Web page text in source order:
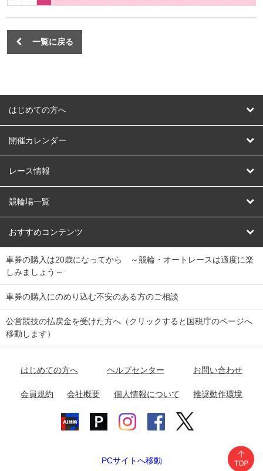
一覧に戻る
はじめての方へ
はじめての方へ
開催カレンダー
競輪
オートレース
競輪くじ
Dokanto!
チャリロトプラザ
レース情報
レース予想
レース結果
キャリーオーバー一覧
競輪場一覧
北日本 函館競輪場
関
東
弥彦競輪場 前橋競輪場 取手競輪場 宇都宮競輪場
関
東
小田原競輪場
名古屋競輪場 岐阜競輪場 大垣競輪場 豊橋競輪場
富山競輪場 松阪競輪場 四日市競輪場
福井競輪場 奈良競輪場 向日町競輪場
おすすめコンテンツ
競輪選手情報
Perfecta Navi
netkeirin
車券の購入は20歳になってから ～競輪・オートレースは適度に楽
しみましょう～
車券の購入にのめり込む不安のある方のご相談
公営競技の払戻金を受けた方へ（クリックすると国税庁のページへ
移動します）
はじめての方へ ヘルプセンター お問い合わせ
会員規約 会社概要 個人情報について 推奨動作環境
PCサイトへ移動